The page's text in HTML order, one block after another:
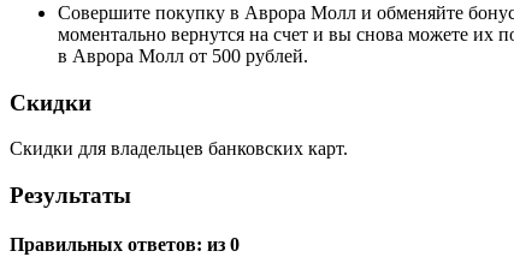
Совершите покупку в Аврора Молл и обменяйте
моментально вернутся на счет и вы снова можете
в Аврора Молл от 500 рублей.
Скидки
Скидки для владельцев банковских карт.
Результаты
Правильных ответов: из 0